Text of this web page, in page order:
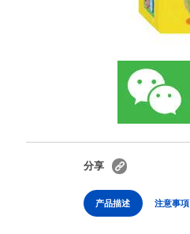
分享
产品描述 注意事項